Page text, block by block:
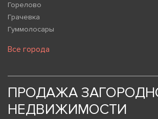
Горелово
Грачевка
Гуммолосары
Все города
ПРОДАЖА
НЕДВИЖИМОСТИ